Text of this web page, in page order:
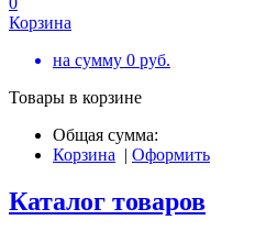
Корзина
на сумму 0 руб.
Товары в корзине
Общая сумма:
Корзина | Оформить
Каталог товаров